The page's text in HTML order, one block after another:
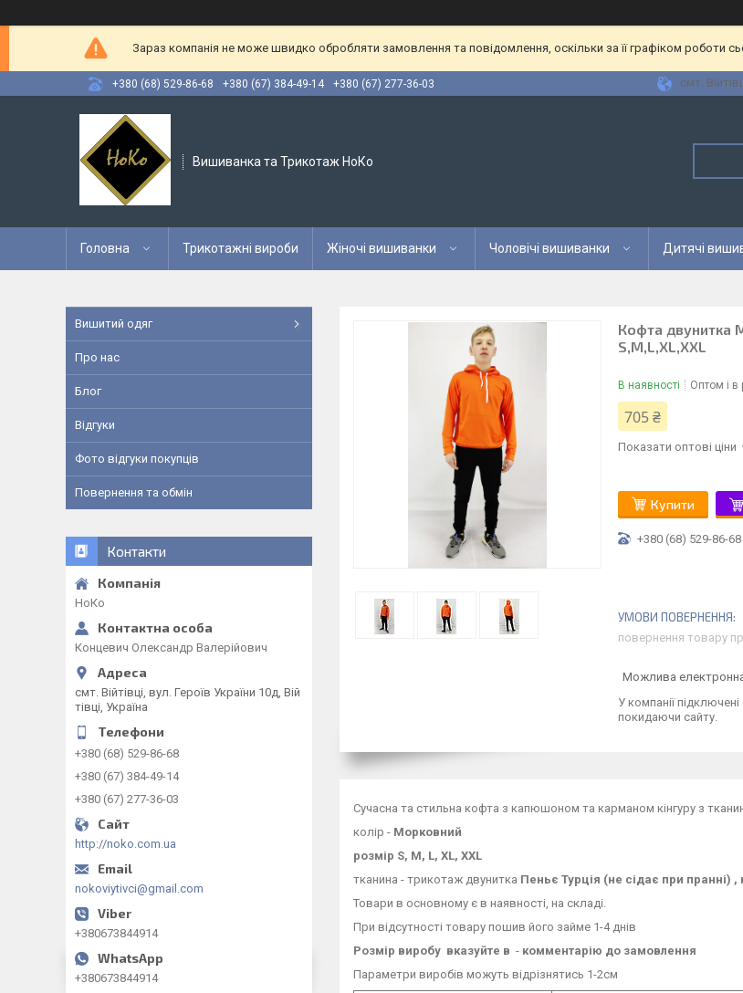
Зараз компанія не може швидко обробляти замовлення та повідомлення, оскільки за її графіком роботи
+380 (68) 529-86-68 +380 (67) 384-49-14 +380 (67) 277-36-03 смт.
Вишиванка та Трикотаж НоКо
Головна Трикотажні вироби Жіночі вишиванки Чоловічі вишиванки Дитячі
Кофта двунитка
S,M,L,XL,XXL
В наявності Оптом і в
705 ₴
Показати оптові ціни
Купити
+380 (68) 529-86-68
повернення товару
У компанії
покидаючи сайту.
Сучасна та стильна кофта з капюшоном та карманом кінгуру з
колір - Морковний
розмір S, M, L, XL, XXL
тканина - трикотаж двунитка Пеньє Турція (не сідає при пранні)
Товари в основному є в наявності, на складі.
При відсутності товару пошив його займе 1-4 днів
Розмір виробу вказуйте в - комментарію до замовлення
Параметри виробів можуть відрізнятись 1-2см
Вишитий одяг
Про нас
Блог
Відгуки
Фото відгуки покупців
Повернення та обмін
Контакти
НоКо
Концевич Олександр Валерійович
смт. Війтівці, вул. Героїв України 10д, Вій
тівці, Україна
+380 (68) 529-86-68
+380 (67) 384-49-14
+380 (67) 277-36-03
http://noko.com.ua
nokoviytivci@gmail.com
+380673844914
+380673844914